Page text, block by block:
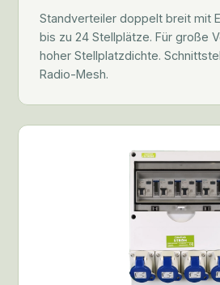
Standverteiler doppelt breit mit
bis zu 24 Stellplätze. Für große
hoher Stellplatzdichte.
Radio-Mesh.